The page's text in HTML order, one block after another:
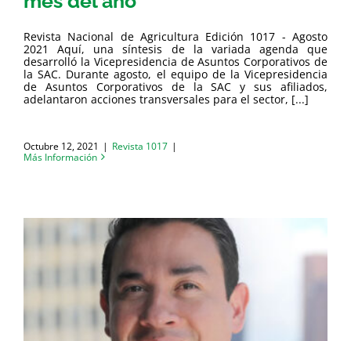
Revista Nacional de Agricultura Edición 1017 - Agosto
2021 Aquí, una síntesis de la variada agenda que
desarrolló la Vicepresidencia de Asuntos Corporativos de
la SAC. Durante agosto, el equipo de la Vicepresidencia
de Asuntos Corporativos de la SAC y sus afiliados,
adelantaron acciones transversales para el sector, [...]
Octubre 12, 2021 | Revista 1017 |
Más Información